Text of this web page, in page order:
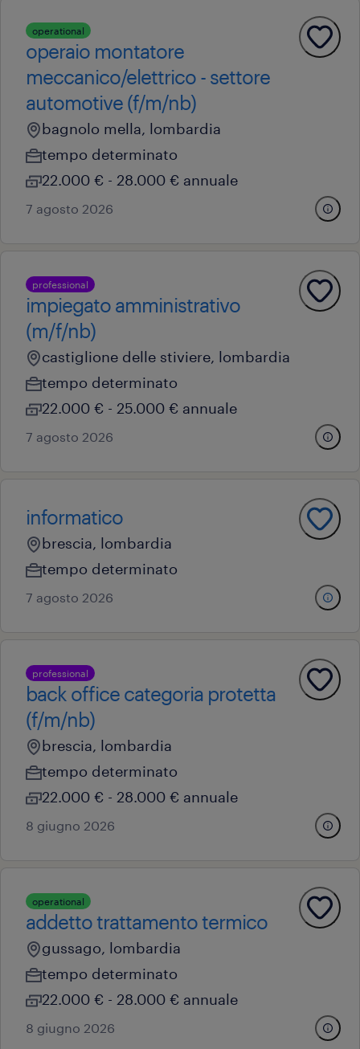
operational
operaio montatore
meccanico/elettrico - settore
automotive (f/m/nb)
bagnolo mella, lombardia
tempo determinato
22.000 € - 28.000 € annuale
7 agosto 2026
professional
impiegato amministrativo
(m/f/nb)
castiglione delle stiviere, lombardia
tempo determinato
22.000 € - 25.000 € annuale
7 agosto 2026
informatico
brescia, lombardia
tempo determinato
7 agosto 2026
professional
back office categoria protetta
(f/m/nb)
brescia, lombardia
tempo determinato
22.000 € - 28.000 € annuale
8 giugno 2026
operational
addetto trattamento termico
gussago, lombardia
tempo determinato
22.000 € - 28.000 € annuale
8 giugno 2026